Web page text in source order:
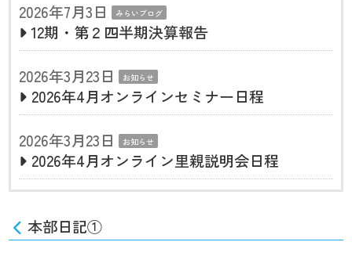
2026年7月3日
みらいブログ
12期・第２四半期決算報告
2026年3月23日
お知らせ
2026年4月オンラインセミナー日程
2026年3月23日
お知らせ
2026年4月オンライン里親説明会日程
本部日記①